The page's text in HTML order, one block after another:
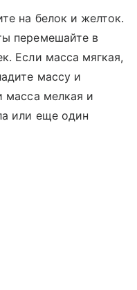
на белок и желток.
перемешайте в
Если масса мягкая,
массу и
масса мелкая и
или еще один